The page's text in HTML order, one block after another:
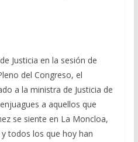
Justicia en la sesión de
del Congreso, el
a la ministra de Justicia de
a aquellos que
se siente en La Moncloa,
todos los que hoy han